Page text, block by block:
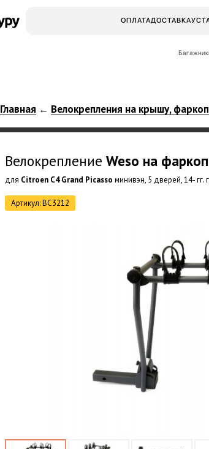
ОПЛАТАДОСТАВКА
Главная ← Велокрепления на крышу,
Велокрепление Weso на
для Citroen C4 Grand Picasso минивэн, 5 дверей, 14- гг.
Артикул: BC3212